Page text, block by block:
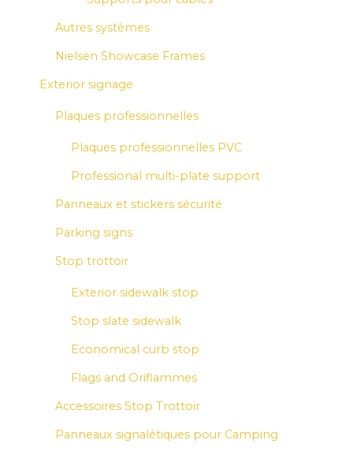
Autres systèmes
Nielsen Showcase Frames
Exterior signage
Plaques professionnelles
Plaques professionnelles PVC
Professional multi-plate support
Panneaux et stickers sécurité
Parking signs
Stop trottoir
Exterior sidewalk stop
Stop slate sidewalk
Economical curb stop
Flags and Oriflammes
Accessoires Stop Trottoir
Panneaux signalétiques pour Camping